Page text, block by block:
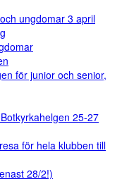
ungdomar 3 april
för junior och senior,
25-27
för hela klubben till
28/2!)